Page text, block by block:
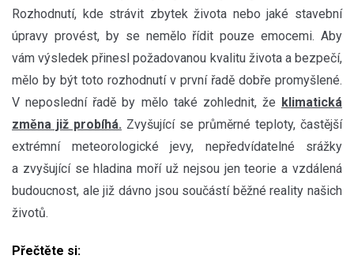
Rozhodnutí, kde strávit zbytek života nebo jaké stavební
úpravy provést, by se nemělo řídit pouze emocemi. Aby
vám výsledek přinesl požadovanou kvalitu života a bezpečí,
mělo by být toto rozhodnutí v první řadě dobře promyšlené.
V neposlední řadě by mělo také zohlednit, že klimatická
změna již probíhá. Zvyšující se průměrné teploty, častější
extrémní meteorologické jevy, nepředvídatelné srážky
a zvyšující se hladina moří už nejsou jen teorie a vzdálená
budoucnost, ale již dávno jsou součástí běžné reality našich
životů.
Přečtěte si: